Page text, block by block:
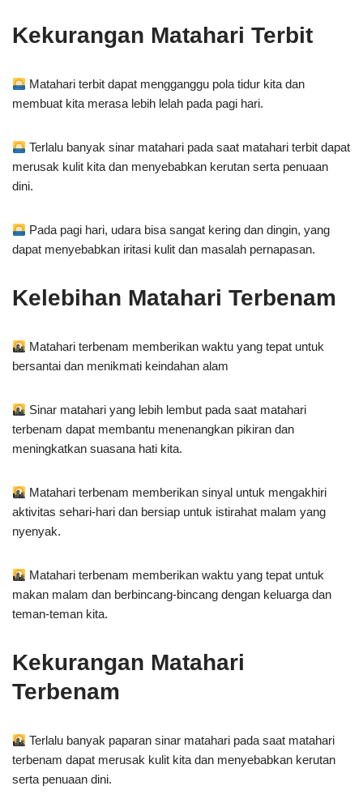
Kekurangan Matahari Terbit
Matahari terbit dapat mengganggu pola tidur kita dan
membuat kita merasa lebih lelah pada pagi hari.
Terlalu banyak sinar matahari pada saat matahari terbit dapat
merusak kulit kita dan menyebabkan kerutan serta penuaan
dini.
Pada pagi hari, udara bisa sangat kering dan dingin, yang
dapat menyebabkan iritasi kulit dan masalah pernapasan.
Kelebihan Matahari Terbenam
Matahari terbenam memberikan waktu yang tepat untuk
bersantai dan menikmati keindahan alam
Sinar matahari yang lebih lembut pada saat matahari
terbenam dapat membantu menenangkan pikiran dan
meningkatkan suasana hati kita.
Matahari terbenam memberikan sinyal untuk mengakhiri
aktivitas sehari-hari dan bersiap untuk istirahat malam yang
nyenyak.
Matahari terbenam memberikan waktu yang tepat untuk
makan malam dan berbincang-bincang dengan keluarga dan
teman-teman kita.
Kekurangan Matahari
Terbenam
Terlalu banyak paparan sinar matahari pada saat matahari
terbenam dapat merusak kulit kita dan menyebabkan kerutan
serta penuaan dini.